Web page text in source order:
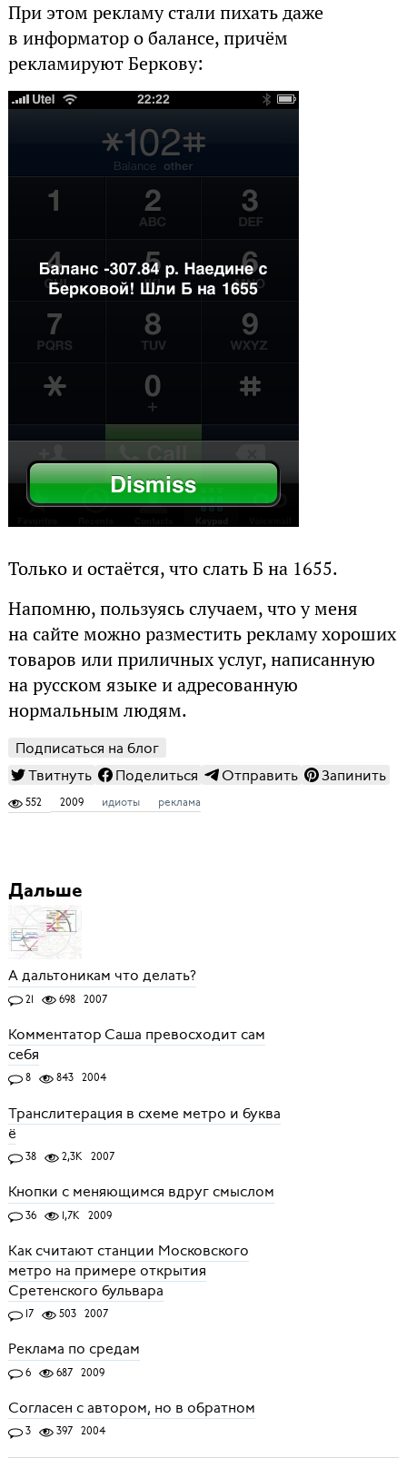
При этом рекламу стали пихать даже
в информатор о балансе, причём
рекламируют Беркову:
Только и остаётся, что слать Б на 1655.
Напомню, пользуясь случаем, что у меня
на сайте можно разместить рекламу хороших
товаров или приличных услуг, написанную
на русском языке и адресованную
нормальным людям.
Подписаться на блог
Твитнуть
Поделиться Отправить Запинить
552 2009 идиоты реклама
Дальше
А дальтоникам что делать?
21 698 2007
Комментатор Саша превосходит сам
себя
8 843 2004
Транслитерация в схеме метро и буква
ё
38 2,3K 2007
Кнопки с меняющимся вдруг смыслом
36 1,7K 2009
Как считают станции Московского
метро на примере открытия
Сретенского бульвара
17 503 2007
Реклама по средам
6 687 2009
Согласен с автором, но в обратном
3 397 2004